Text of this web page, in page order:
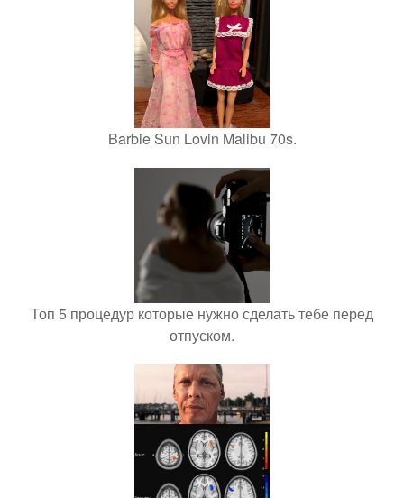
Barbie Sun Lovin Malibu 70s.
Топ 5 процедур которые нужно сделать тебе перед
отпуском.